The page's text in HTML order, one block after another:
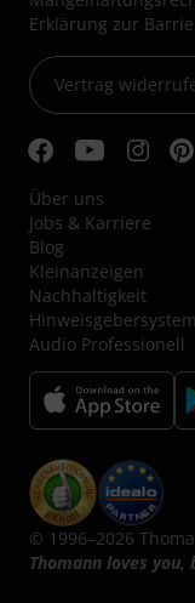
Erklärung zur
Vertrag
Über uns
Jobs & Karriere
Blog
Kleinanzeigen
Nachhaltigkeit
Hinweisgebersystem
Audio Professionell
© 1996–2026
Thomann loves you,